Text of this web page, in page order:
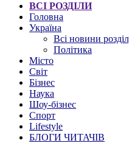
ВСІ РОЗДІЛИ
Головна
Україна
Всі новини
Політика
Місто
Світ
Бізнес
Наука
Шоу-бізнес
Спорт
Lifestyle
БЛОГИ ЧИТАЧІВ